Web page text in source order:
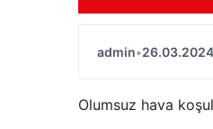
admin•
Olumsuz hava